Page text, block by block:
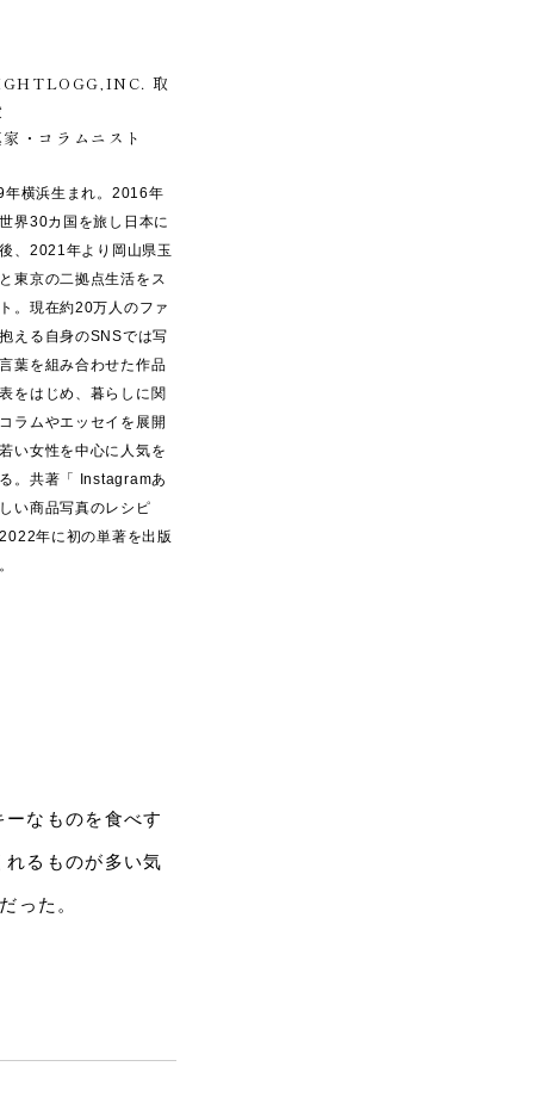
取
・コラムニスト
年横浜生まれ。2016年
界30カ国を旅し日本に
、2021年より岡山県玉
東京の二拠点生活をス
。現在約20万人のファ
える自身のSNSでは写
葉を組み合わせた作品
をはじめ、暮らしに関
ラムやエッセイを展開
い女性を中心に人気を
。共著「 Instagramあ
い商品写真のレシピ
2022年に初の単著を出版
なものを食べす
るものが多い気
った。